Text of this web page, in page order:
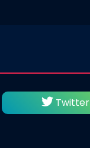
Twitter